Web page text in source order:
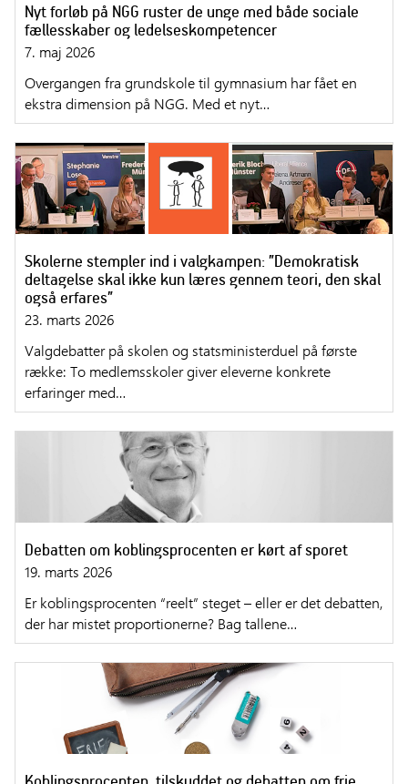
Nyt forløb på NGG ruster de unge med både sociale
fællesskaber og ledelseskompetencer
7. maj 2026
Overgangen fra grundskole til gymnasium har fået en
ekstra dimension på NGG. Med et nyt…
Skolerne stempler ind i valgkampen: ”Demokratisk
deltagelse skal ikke kun læres gennem teori, den skal
også erfares”
23. marts 2026
Valgdebatter på skolen og statsministerduel på første
række: To medlemsskoler giver eleverne konkrete
erfaringer med…
Debatten om koblingsprocenten er kørt af sporet
19. marts 2026
Er koblingsprocenten “reelt” steget – eller er det debatten,
der har mistet proportionerne? Bag tallene…